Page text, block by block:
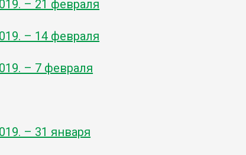
– 21 февраля
– 14 февраля
– 7 февраля
– 31 января